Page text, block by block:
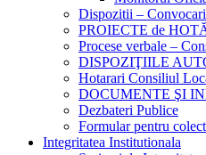
Dispozitii –
PROIECTE de
Procese verbale –
DISPOZIŢIILE
Hotarari Consiliul
DOCUMENTE ŞI
Dezbateri Publice
Formular pentru
Integritatea Institutionala